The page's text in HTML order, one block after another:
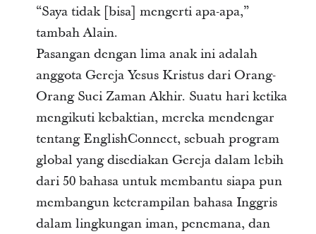
“Saya tidak [bisa] mengerti apa-apa,”
tambah Alain.
Pasangan dengan lima anak ini adalah
anggota Gereja Yesus Kristus dari Orang-
Orang Suci Zaman Akhir. Suatu hari ketika
mengikuti kebaktian, mereka mendengar
tentang EnglishConnect, sebuah program
global yang disediakan Gereja dalam lebih
dari 50 bahasa untuk membantu siapa pun
membangun keterampilan bahasa Inggris
dalam lingkungan iman, penemana, dan